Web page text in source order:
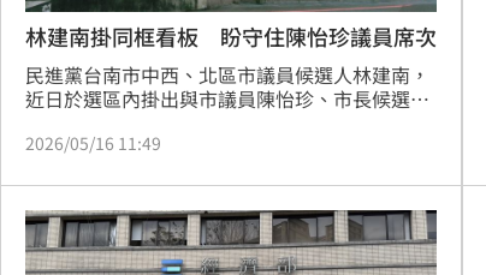
林建南掛同框看板 盼守住陳怡珍議員席次
民進黨台南市中西、北區市議員候選人林建南，
近日於選區內掛出與市議員陳怡珍、市長候選人
表示，自己身為該選區民進黨唯一的議員新人，
民進黨在該選區達成的四席全上，並提早為大選
做準備。
2026/05/16 11:49